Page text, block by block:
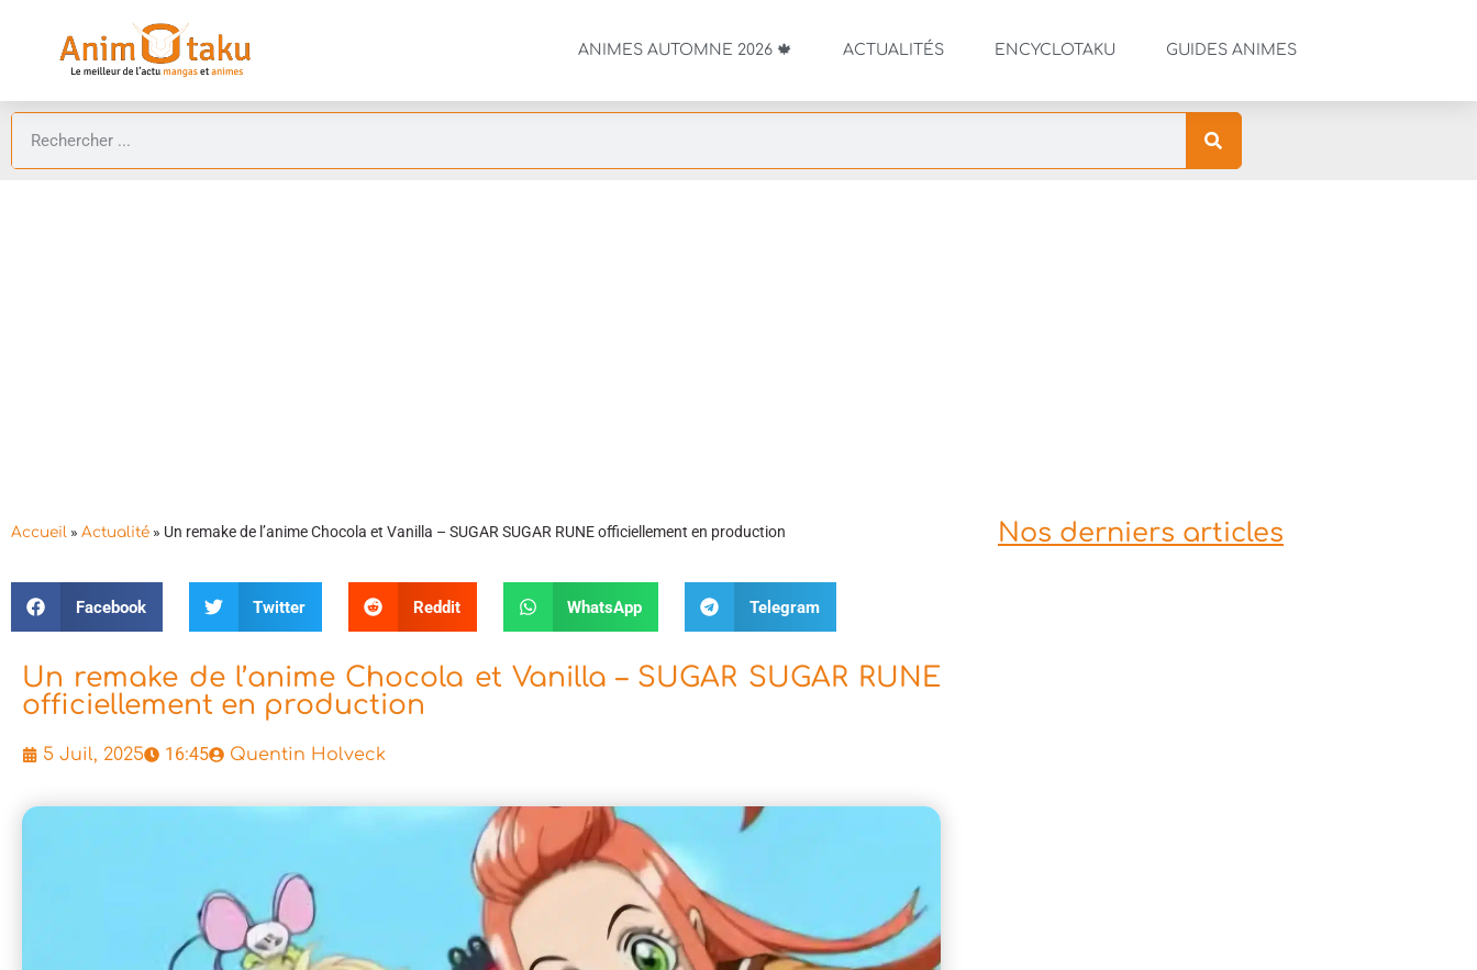
ANIMES AUTOMNE 2026 🍁 ACTUALITÉS ENCYCLOTAKU GUIDES ANIMES
Accueil » Actualité » Un remake de l’anime Chocola et Vanilla – SUGAR SUGAR RUNE officiellement en production
Facebook Twitter Reddit WhatsApp Telegram
Un remake de l’anime Chocola et Vanilla – SUGAR SUGAR RUNE
officiellement en production
5 Juil, 2025 16:45 Quentin Holveck
Nos derniers articles